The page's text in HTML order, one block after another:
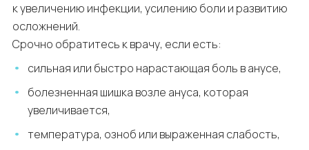
к увеличению инфекции, усилению боли и развитию
осложнений.
Срочно обратитесь к врачу, если есть:
сильная или быстро нарастающая боль в анусе,
болезненная шишка возле ануса, которая
увеличивается,
температура, озноб или выраженная слабость,